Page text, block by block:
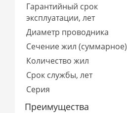
Гарантийный срок
эксплуатации, лет
Диаметр проводника
Сечение жил (суммарное)
Количество жил
Срок службы, лет
Серия
Преимущества